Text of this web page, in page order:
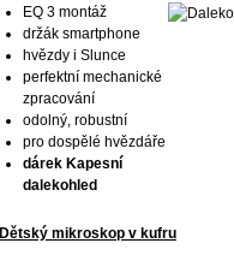
EQ 3 montáž
držák smartphone
hvězdy i Slunce
perfektní mechanické
zpracování
odolný, robustní
pro dospělé hvězdáře
dárek Kapesní
dalekohled
Dětský mikroskop v kufru